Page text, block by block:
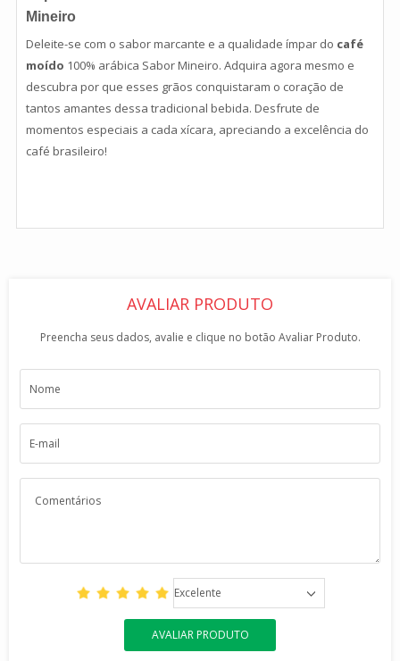
Mineiro
Deleite-se com o sabor marcante e a qualidade ímpar do café
moído 100% arábica Sabor Mineiro. Adquira agora mesmo e
descubra por que esses grãos conquistaram o coração de
tantos amantes dessa tradicional bebida. Desfrute de
momentos especiais a cada xícara, apreciando a excelência do
café brasileiro!
AVALIAR PRODUTO
Preencha seus dados, avalie e clique no botão Avaliar Produto.
Excelente
AVALIAR PRODUTO